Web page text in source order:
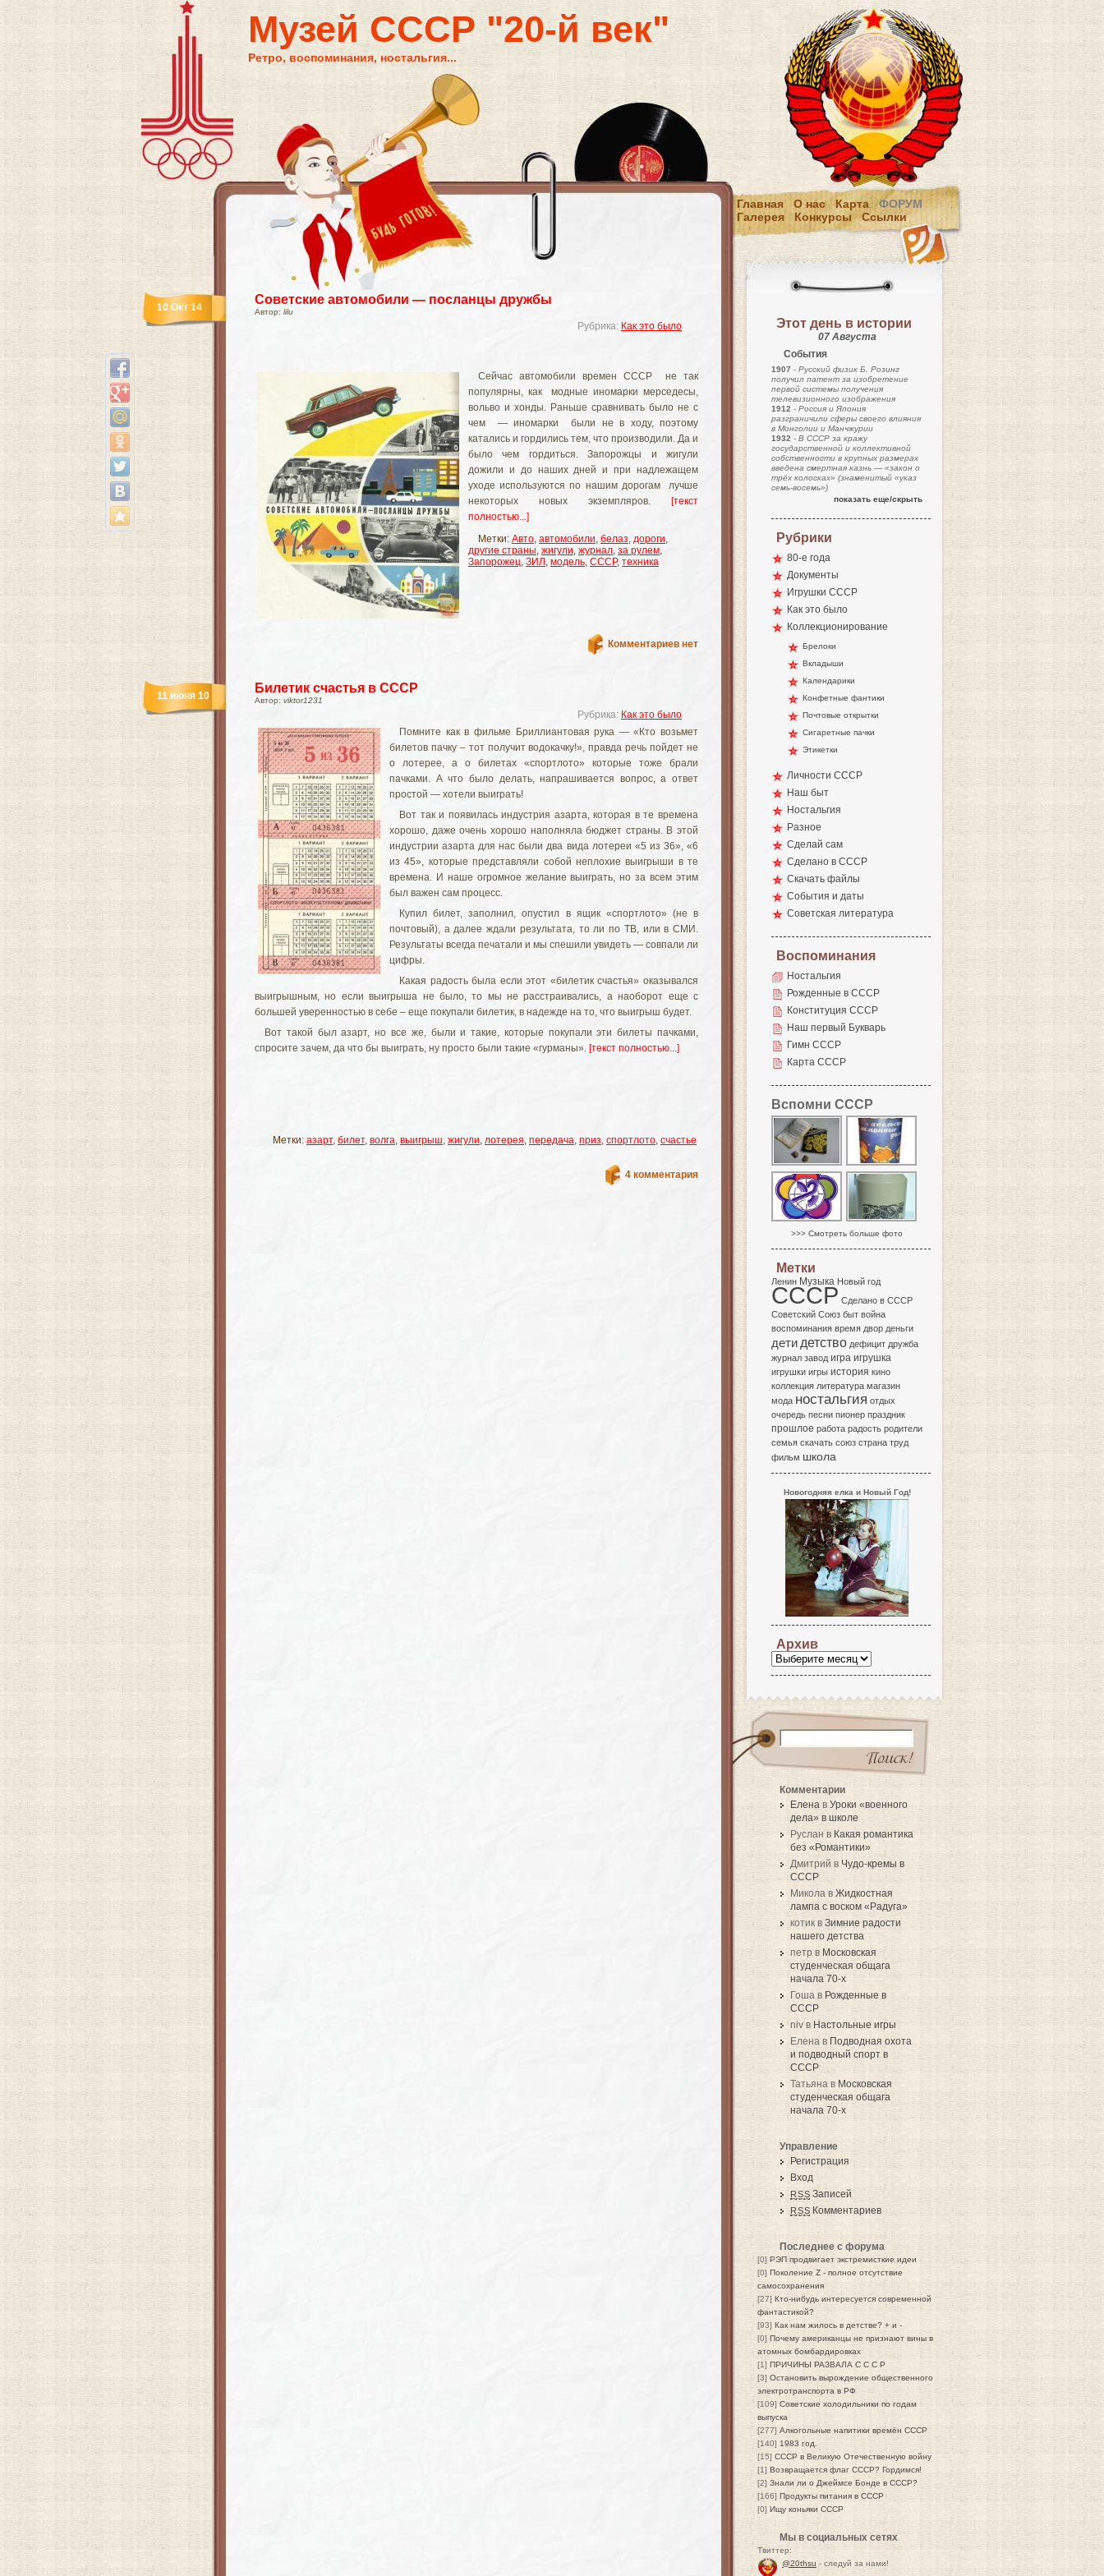
Музей СССР "20-й век"
Ретро, воспоминания, ностальгия...
Главная О нас Карта
ФОРУМ
Галерея
Конкурсы Ссылки
Советские автомобили — посланцы дружбы
Автор: lilu
Рубрика: Как это было
10 Окт 14
Сейчас автомобили времен СССР не так
популярны, как модные иномарки мерседесы,
вольво и хонды. Раньше сравнивать было не с
чем — иномарки были не в ходу, поэтому
катались и гордились тем, что производили. Да и
было чем гордиться. Запорожцы и жигули
дожили и до наших дней и при надлежащем
уходе используются по нашим дорогам лучше
некоторых новых экземпляров. [текст
полностью...]
Метки: Авто, автомобили, белаз, дороги,
другие страны, жигули, журнал, за рулем,
Запорожец, ЗИЛ , модель, СССР, техника
Комментариев нет
Билетик счастья в СССР
Автор: viktor1231
Рубрика: Как это было
11 июня 10
Помните как в фильме Бриллиантовая рука — «Кто возьмет
билетов пачку – тот получит водокачку!», правда речь пойдет не
о лотерее, а о билетах «спортлото» которые тоже брали
пачками. А что было делать, напрашивается вопрос, а ответ
простой — хотели выиграть!
Вот так и появилась индустрия азарта, которая в те времена
хорошо, даже очень хорошо наполняла бюджет страны. В этой
индустрии азарта для нас были два вида лотереи «5 из 36», «6
из 45», которые представляли собой неплохие выигрыши в те
времена. И наше огромное желание выиграть, но за всем этим
был важен сам процесс.
Купил билет, заполнил, опустил в ящик «спортлото» (не в
почтовый), а далее ждали результата, то ли по ТВ, или в СМИ.
Результаты всегда печатали и мы спешили увидеть — совпали ли
цифры.
Какая радость была если этот «билетик счастья» оказывался
выигрышным, но если выигрыша не было, то мы не расстраивались, а наоборот еще с
большей уверенностью в себе – еще покупали билетик, в надежде на то, что выигрыш будет.
Вот такой был азарт, но все же, были и такие, которые покупали эти билеты пачками,
спросите зачем, да что бы выиграть, ну просто были такие «гурманы». [текст полностью...]
Метки: азарт, билет, волга, выигрыш, жигули, лотерея, передача, приз, спортлото, счастье
4 комментария
Этот день в истории
07 Августа
События
1907 - Русский физик Б. Розинг
получил патент за изобретение
первой системы получения
телевизионного изображения
1912 - Россия и Япония
разграничили сферы своего влияния
в Монголии и Манчжурии
1932 - В СССР за кражу
государственной и коллективной
собственности в крупных размерах
введена смертная казнь — «закон о
трёх колосках» (знаменитый «указ
семь-восемь»)
показать еще/скрыть
Рубрики
80-е года
Документы
Игрушки СССР
Как это было
Коллекционирование
Брелоки
Вкладыши
Календарики
Конфетные фантики
Почтовые открытки
Сигаретные пачки
Этикетки
Личности СССР
Наш быт
Ностальгия
Разное
Сделай сам
Сделано в СССР
Скачать файлы
События и даты
Советская литература
Воспоминания
Ностальгия
Рожденные в СССР
Конституция СССР
Наш первый Букварь
Гимн СССР
Карта СССР
Вспомни СССР
>>> Смотреть больше фото
Метки
Ленин Музыка Новый год
СССР Сделано в СССР
Советский Союз быт война
воспоминания время двор деньги
дети детство дефицит дружба
журнал завод игра игрушка
игрушки игры история кино
коллекция литература магазин
мода ностальгия отдых
очередь песни пионер праздник
прошлое работа радость родители
семья скачать союз страна труд
фильм школа
Новогодняя елка и Новый Год!
Архив
Комментарии
Елена в Уроки «военного
дела» в школе
Руслан в Какая романтика
без «Романтики»
Дмитрий в Чудо-кремы в
СССР
Микола в Жидкостная
лампа с воском «Радуга»
котик в Зимние радости
нашего детства
петр в Московская
студенческая общага
начала 70-х
Гоша в Рожденные в
СССР
niv в Настольные игры
Елена в Подводная охота
и подводный спорт в
СССР
Татьяна в Московская
студенческая общага
начала 70-х
Управление
Регистрация
Вход
RSS Записей
RSS Комментариев
Последнее с форума
[0] РЭП продвигает экстремисткие идеи
[0] Поколение Z - полное отсутствие
самосохранения
[27] Кто-нибудь интересуется современной
фантастикой?
[93] Как нам жилось в детстве? + и -
[0] Почему американцы не признают вины в
атомных бомбардировках
[1] ПРИЧИНЫ РАЗВАЛА С С С Р
[3] Остановить вырождение общественного
электротранспорта в РФ
[109]Советские холодильники по годам
выпуска
[277] Алкогольные напитики времён СССР
[140] 1983 год.
[15] СССР в Великую Отечественную войну
[1] Возвращается флаг СССР? Гордимся!
[2] Знали ли о Джеймсе Бонде в СССР?
[166] Продукты питания в СССР
[0] Ищу коньяки СССР
Мы в социальных сетях
Твиттер:
@20thsu - следуй за нами!